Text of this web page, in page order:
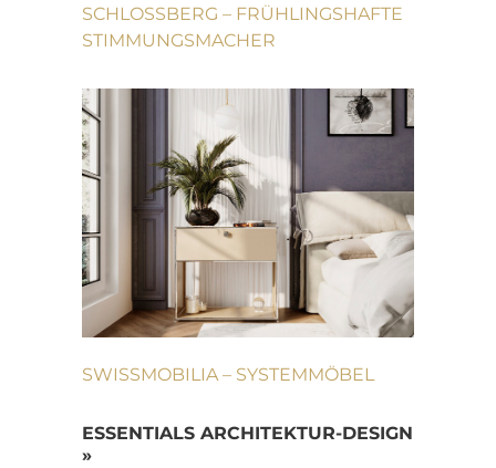
SCHLOSSBERG – FRÜHLINGSHAFTE
STIMMUNGSMACHER
SWISSMOBILIA – SYSTEMMÖBEL
ESSENTIALS ARCHITEKTUR-DESIGN
»